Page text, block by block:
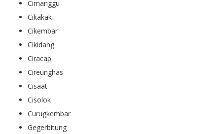
Cimanggu
Cikakak
Cikembar
Cikidang
Ciracap
Cireunghas
Cisaat
Cisolok
Curugkembar
Gegerbitung